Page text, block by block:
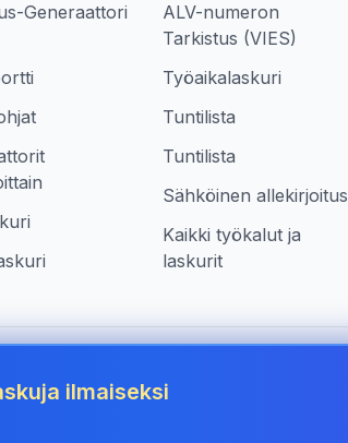
Generaattori
ALV-numeron
Tarkistus (VIES)
Työaikalaskuri
Tuntilista
Tuntilista
Sähköinen allekirjoitus
Kaikki työkalut ja
laskurit
ilmaiseksi